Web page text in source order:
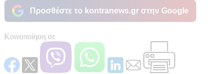
Προσθέστε το kontranews.gr στην Google
Κοινοποίηση σε